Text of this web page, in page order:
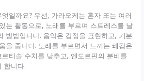
일까요? 우선, 가라오케는 혼자 또는 여러
는 활동으로, 노래를 부르며 스트레스를 날
방법입니다. 음악은 감정을 표현하고, 기분
을 줍니다. 노래를 부르면서 느끼는 쾌감은
티솔 수치를 낮추고, 엔도르핀의 분비를
합니다.